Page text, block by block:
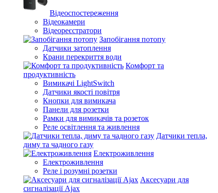
Відеоспостереження
Відеокамери
Відеореєстратори
Запобігання потопу
Датчики затоплення
Крани перекриття води
Комфорт та
продуктивність
Вимикачі LightSwitch
Датчики якості повітря
Кнопки для вимикача
Панели для розетки
Рамки для вимикачів та розеток
Реле освітлення та живлення
Датчики тепла,
диму та чадного газу
Електроживлення
Електроживлення
Реле і розумні розетки
Аксесуари для
сигналізації Ajax